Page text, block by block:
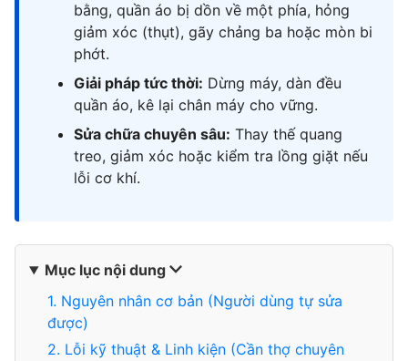
bằng, quần áo bị dồn về một phía, hỏng
giảm xóc (thụt), gãy chảng ba hoặc mòn bi
phớt.
Giải pháp tức thời: Dừng máy, dàn đều
quần áo, kê lại chân máy cho vững.
Sửa chữa chuyên sâu: Thay thế quang
treo, giảm xóc hoặc kiểm tra lồng giặt nếu
lỗi cơ khí.
Mục lục nội dung
1. Nguyên nhân cơ bản (Người dùng tự sửa
được)
2. Lỗi kỹ thuật & Linh kiện (Cần thợ chuyên